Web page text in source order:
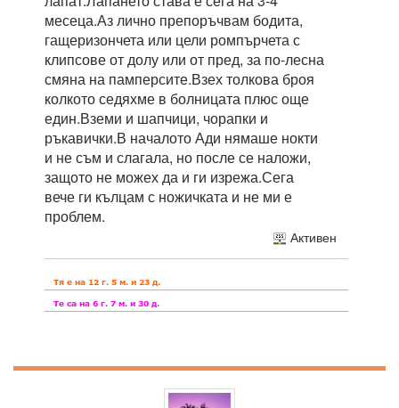
месеца.Аз лично препоръчвам бодита,
гащеризончета или цели ромпърчета с
клипсове от долу или от пред, за по-лесна
смяна на памперсите.Взех толкова броя
колкото седяхме в болницата плюс още
един.Вземи и шапчици, чорапки и
ръкавички.В началото Ади нямаше нокти
и не съм и слагала, но после се наложи,
защото не можех да и ги изрежа.Сега
вече ги кълцам с ножичката и не ми е
проблем.
Активен